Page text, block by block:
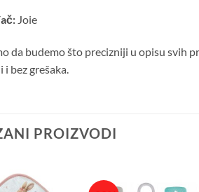
Joie
da budemo što precizniji u opisu svih
bez grešaka.
PROIZVODI